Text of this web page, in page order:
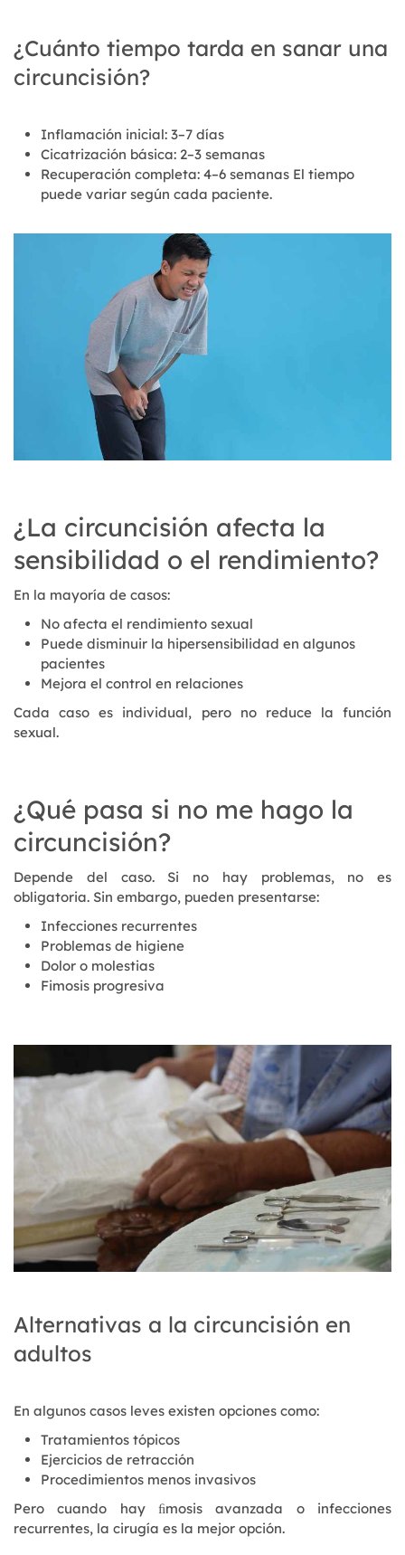
¿Cuánto tiempo tarda en sanar una
circuncisión?
Inflamación inicial: 3–7 días
Cicatrización básica: 2–3 semanas
Recuperación completa: 4–6 semanas El tiempo
puede variar según cada paciente.
¿La circuncisión afecta la
sensibilidad o el rendimiento?
En la mayoría de casos:
No afecta el rendimiento sexual
Puede disminuir la hipersensibilidad en algunos
pacientes
Mejora el control en relaciones
Cada caso es individual, pero no reduce la función
sexual.
¿Qué pasa si no me hago la
circuncisión?
Depende del caso. Si no hay problemas, no es
obligatoria. Sin embargo, pueden presentarse:
Infecciones recurrentes
Problemas de higiene
Dolor o molestias
Fimosis progresiva
Alternativas a la circuncisión en
adultos
En algunos casos leves existen opciones como:
Tratamientos tópicos
Ejercicios de retracción
Procedimientos menos invasivos
Pero cuando hay ﬁmosis avanzada o infecciones
recurrentes, la cirugía es la mejor opción.